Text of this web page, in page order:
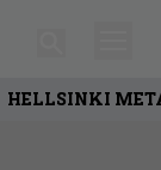
HELLSINKI